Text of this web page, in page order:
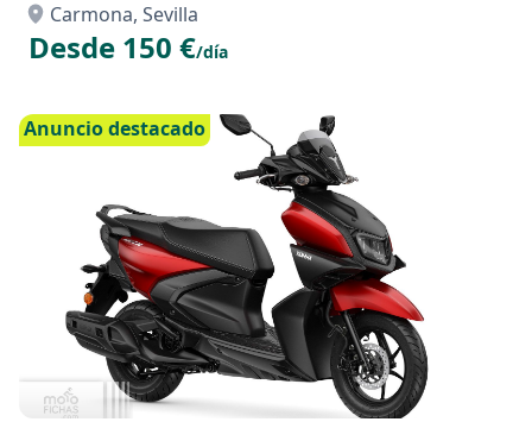
Carmona, Sevilla
Desde 150 €/día
Anuncio destacado